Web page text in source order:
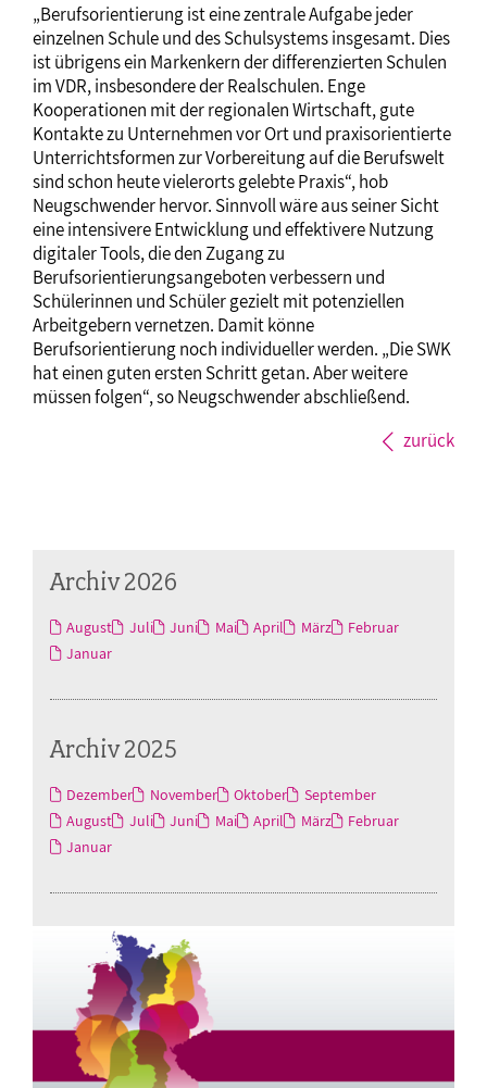
„Berufsorientierung ist eine zentrale Aufgabe jeder
einzelnen Schule und des Schulsystems insgesamt. Dies
ist übrigens ein Markenkern der differenzierten Schulen
im VDR, insbesondere der Realschulen. Enge
Kooperationen mit der regionalen Wirtschaft, gute
Kontakte zu Unternehmen vor Ort und praxisorientierte
Unterrichtsformen zur Vorbereitung auf die Berufswelt
sind schon heute vielerorts gelebte Praxis“, hob
Neugschwender hervor. Sinnvoll wäre aus seiner Sicht
eine intensivere Entwicklung und effektivere Nutzung
digitaler Tools, die den Zugang zu
Berufsorientierungsangeboten verbessern und
Schülerinnen und Schüler gezielt mit potenziellen
Arbeitgebern vernetzen. Damit könne
Berufsorientierung noch individueller werden. „Die SWK
hat einen guten ersten Schritt getan. Aber weitere
müssen folgen“, so Neugschwender abschließend.
zurück
Archiv 2026
August Juli Juni Mai April März
Februar
Januar
Archiv 2025
Dezember November Oktober
September
August
Juli Juni Mai April März
Februar
Januar